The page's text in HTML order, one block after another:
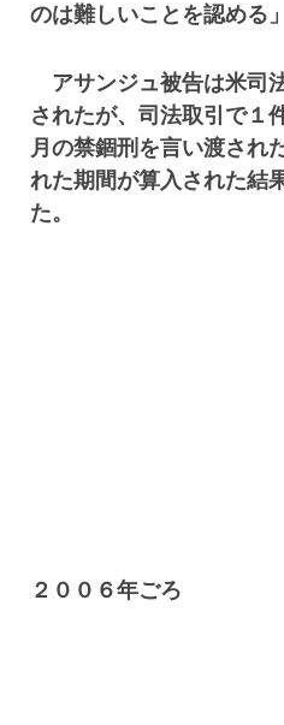
のは難しいことを認める
アサンジュ被告は米司
されたが、司法取引で１
月の禁錮刑を言い渡され
れた期間が算入された結
た。
２００６年ごろ